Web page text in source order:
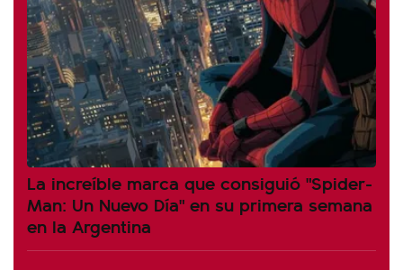
La increíble marca que consiguió "Spider-
Man: Un Nuevo Día" en su primera semana
en la Argentina